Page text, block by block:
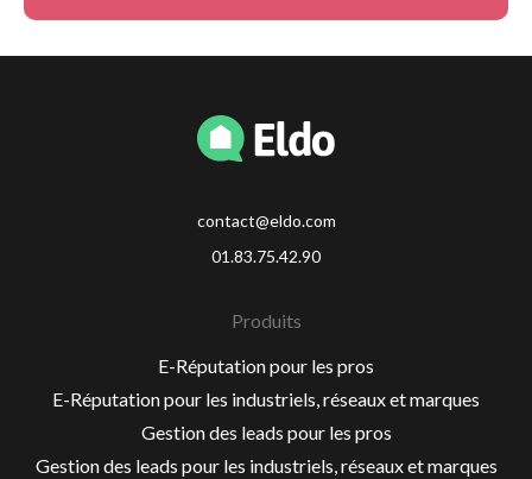
contact@eldo.com
01.83.75.42.90
Produits
E-Réputation pour les pros
E-Réputation pour les industriels, réseaux et marques
Gestion des leads pour les pros
Gestion des leads pour les industriels, réseaux et marques